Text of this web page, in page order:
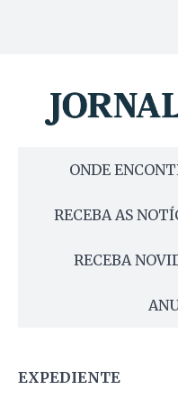
ONDE
RECEBA AS
RECEBA
EXPEDIENTE